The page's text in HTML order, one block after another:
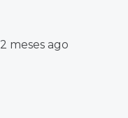
2 meses ago